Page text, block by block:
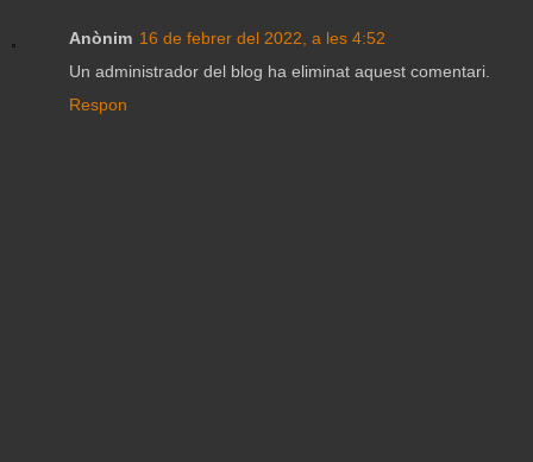
Anònim 16 de febrer del 2022, a les 4:52
Un administrador del blog ha eliminat aquest comentari.
Respon